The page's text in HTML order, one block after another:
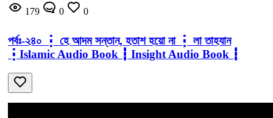
179
0 0
পর্বঃ-২৪০ ┇ হে আদম সন্তান, হতাশ হয়ো না ┇ লা তাহযান
┇Islamic Audio Book ┇ Insight Audio Book ┇